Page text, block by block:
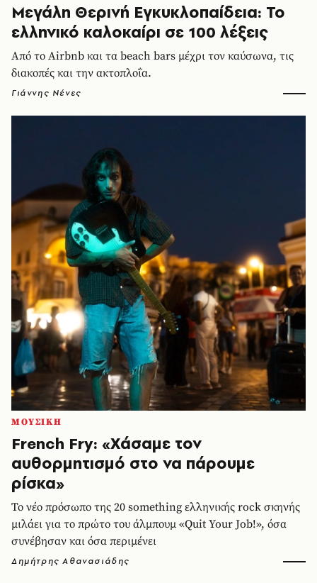
Μεγάλη Θερινή Εγκυκλοπαίδεια: Το
ελληνικό καλοκαίρι σε 100 λέξεις
Από το Airbnb και τα beach bars μέχρι τον καύσωνα, τις
διακοπές και την ακτοπλοΐα.
Γιάννης Νένες
ΜΟΥΣΙΚΗ
French Fry: «Χάσαμε τον
αυθορμητισμό στο να πάρουμε
ρίσκα»
Το νέο πρόσωπο της 20 something ελληνικής rock σκηνής
μιλάει για το πρώτο του άλμπουμ «Quit Your Job!», όσα
συνέβησαν και όσα περιμένει
Δημήτρης Αθανασιάδης